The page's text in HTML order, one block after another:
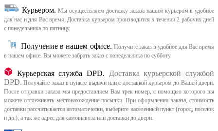
Курьером. Мы осуществляем доставку заказа нашим курьером в удобное
для нас и для Вас время.Доставка курьером производится в течении 2 рабочих дней
с понедельника по пятницу.
Получение в нашем офисе. Получите заказ в удобное для Вас время
в нашем офисе. Вы можете забрать заказ с понедельника по субботу.
Курьерская служба DPD.
Доставка курьерской службой
DPD. Получайте заказ в пункте выдачи или с доставкой курьером до Вашей двери.
После отправки заказа мы предоставляем Вам трек номер, с помощью которого вы
можете отслеживать местонахождение посылки. При оформлении заказа, стоимость
доставки рассчитывается автоматически, выберите населенный пункт (город, поселок
и др.), а так же адрес для самовывоза или доставки до двери.